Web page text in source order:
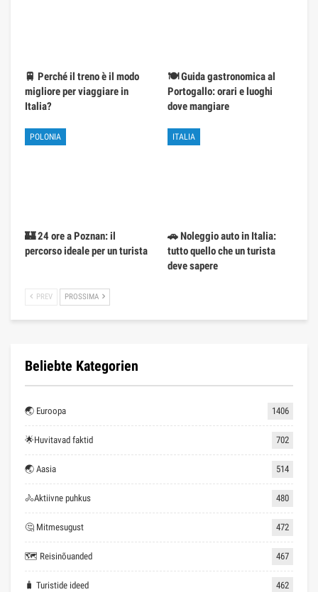
🚆 Perché il treno è il modo
migliore per viaggiare in
Italia?
🍽️ Guida gastronomica al
Portogallo: orari e luoghi
dove mangiare
POLONIA
🏰 24 ore a Poznan: il
percorso ideale per un turista
ITALIA
🚗 Noleggio auto in Italia:
tutto quello che un turista
deve sapere
PREV PROSSIMA
Beliebte Kategorien
🌏 Euroopa 1406
🌟Huvitavad faktid 702
🌏 Aasia 514
🚴Aktiivne puhkus 480
🤔 Mitmesugust 472
🗺 Reisinõuanded 467
🧳 Turistide ideed 462